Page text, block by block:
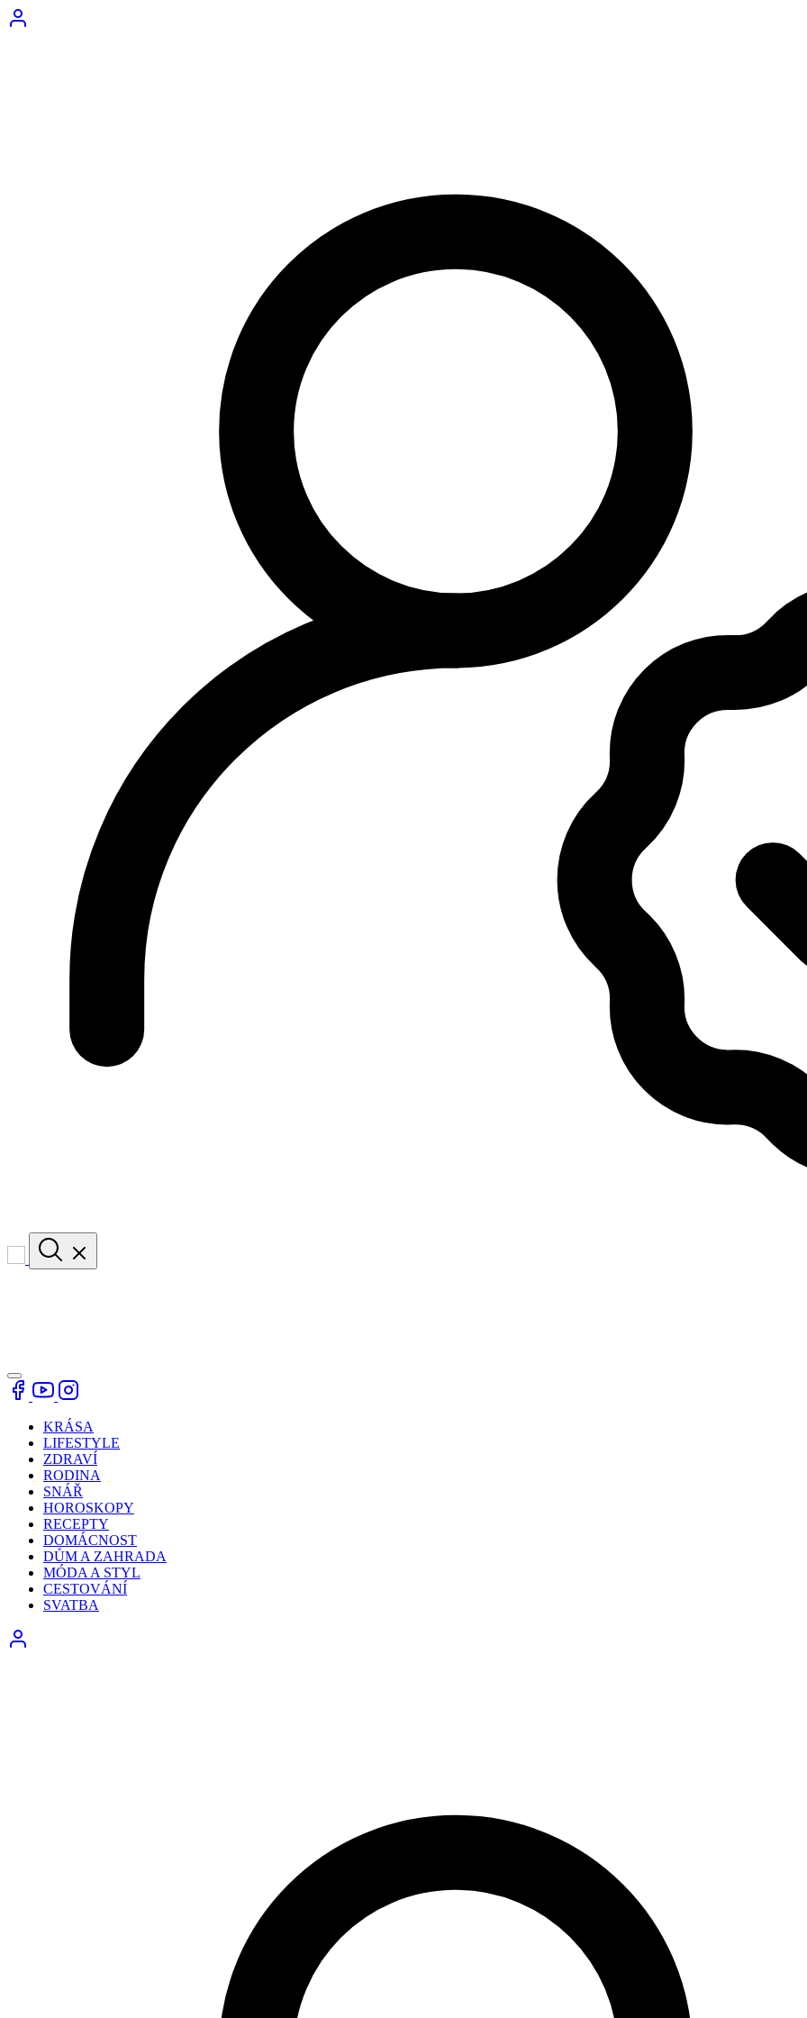
KRÁSA
LIFESTYLE
ZDRAVÍ
RODINA
SNÁŘ
HOROSKOPY
RECEPTY
DOMÁCNOST
DŮM A ZAHRADA
MÓDA A STYL
CESTOVÁNÍ
SVATBA